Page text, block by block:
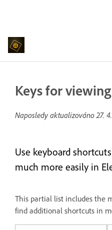
Keys for
Naposledy aktualizováno27.
Use keyboard
much more easily in
This partial list includes the
find additional shortcuts in